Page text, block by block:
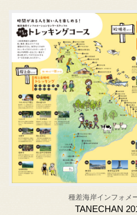
種差海岸インフォメ
TANECHAN